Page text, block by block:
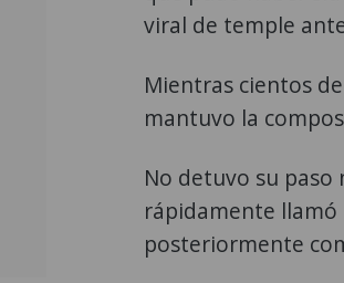
viral de temple
Mientras cientos
mantuvo la
No detuvo su
rápidamente llamó
posteriormente